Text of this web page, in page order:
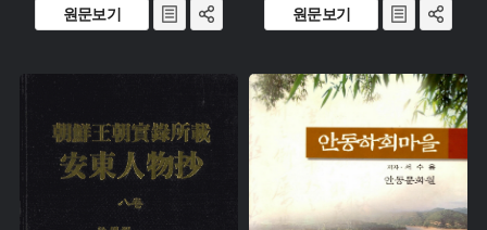
원문보기 원문보기
유형 :
생산 :